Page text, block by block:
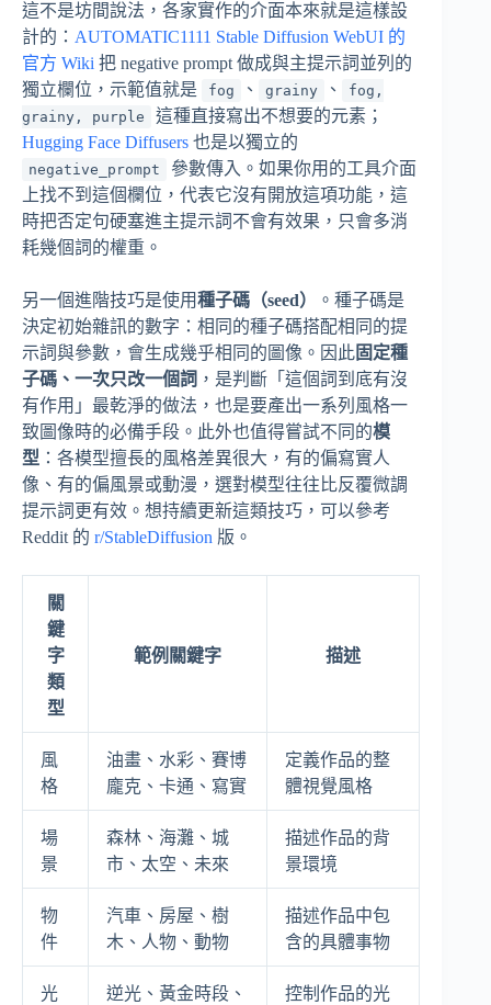
這不是坊間說法，各家實作的介面本來就是這樣設
計的： AUTOMATIC1111 Stable Diffusion WebUI 的
官方 Wiki 把 negative prompt 做成與主提示詞並列的
獨立欄位，示範值就是
fog 、 grainy 、
fog,
grainy, purple
這種直接寫出不想要的元素；
Hugging Face Diffusers 也是以獨立的
negative_prompt
參數傳入。如果你用的工具介面
上找不到這個欄位，代表它沒有開放這項功能，這
時把否定句硬塞進主提示詞不會有效果，只會多消
耗幾個詞的權重。
另一個進階技巧是使用種子碼（seed）
。種子碼是
決定初始雜訊的數字：相同的種子碼搭配相同的提
示詞與參數，會生成幾乎相同的圖像。因此固定種
子碼、一次只改一個詞 ，是判斷「這個詞到底有沒
有作用」最乾淨的做法，也是要產出一系列風格一
致圖像時的必備手段。此外也值得嘗試不同的模
型 ：各模型擅長的風格差異很大，有的偏寫實人
像、有的偏風景或動漫，選對模型往往比反覆微調
提示詞更有效。想持續更新這類技巧，可以參考
Reddit 的 r/StableDiffusion 版。
關
鍵
字
類
型
範例關鍵字 描述
風
格
油畫、水彩、賽博
龐克、卡通、寫實
定義作品的整
體視覺風格
場
景
森林、海灘、城
市、太空、未來
描述作品的背
景環境
物
件
汽車、房屋、樹
木、人物、動物
描述作品中包
含的具體事物
光
逆光、黃金時段、
控制作品的光